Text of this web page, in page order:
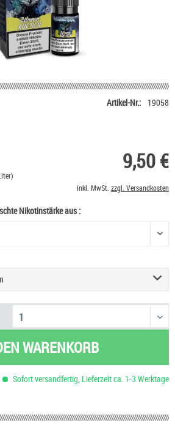
Artikel-Nr.: 19058
9,50 €
inkl. MwSt. zzgl. Versandkosten
Nikotinstärke aus :
Podsystem E-Zigarette
9,90 €
& Liquid
60,90 €
Kit
59,90 €
WARENKORB
Sofort versandfertig, Lieferzeit ca. 1-3 Werktage